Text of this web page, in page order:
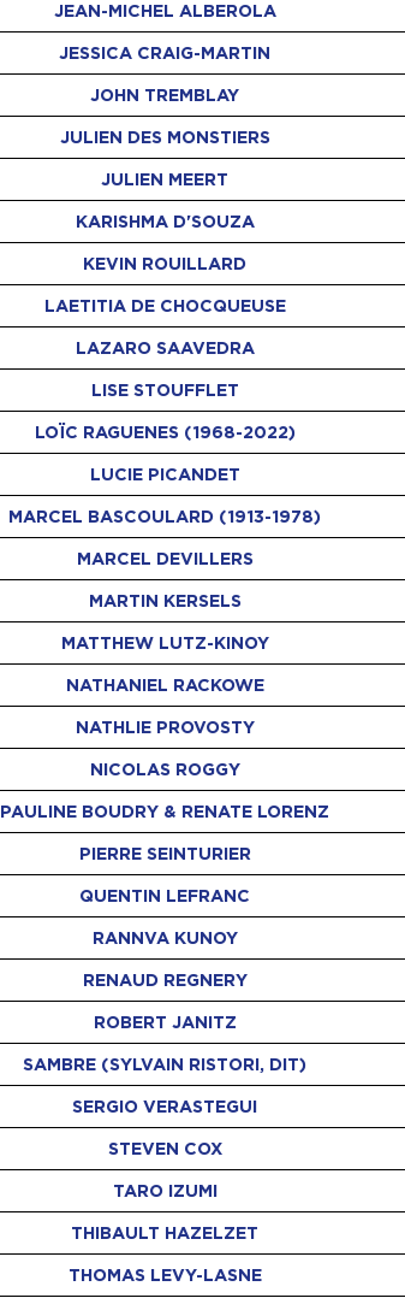
JEAN-MICHEL ALBEROLA
JESSICA CRAIG-MARTIN
JOHN TREMBLAY
JULIEN DES MONSTIERS
JULIEN MEERT
KARISHMA D'SOUZA
KEVIN ROUILLARD
LAETITIA DE CHOCQUEUSE
LAZARO SAAVEDRA
LISE STOUFFLET
LOÏC RAGUENES (1968-2022)
LUCIE PICANDET
MARCEL BASCOULARD (1913-1978)
MARCEL DEVILLERS
MARTIN KERSELS
MATTHEW LUTZ-KINOY
NATHANIEL RACKOWE
NATHLIE PROVOSTY
NICOLAS ROGGY
PAULINE BOUDRY & RENATE LORENZ
PIERRE SEINTURIER
QUENTIN LEFRANC
RANNVA KUNOY
RENAUD REGNERY
ROBERT JANITZ
SAMBRE (SYLVAIN RISTORI, DIT)
SERGIO VERASTEGUI
STEVEN COX
TARO IZUMI
THIBAULT HAZELZET
THOMAS LEVY-LASNE